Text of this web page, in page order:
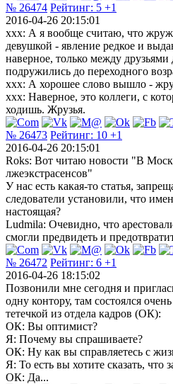
№ 26474 Рейтинг: 5 +1
2016-04-26 20:15:01
xxx: А я вообще считаю, что
девушкой - явление редкое и
наверное, только между друзьями
подружились до переходного
xxx: А хорошее слово вышло -
xxx: Наверное, это коллеги, с
ходишь. Жрузья.
№ 26473 Рейтинг: 10 +1
2016-04-26 20:15:01
Roks: Вот читаю новости "В
лжеэкстрасенсов"
У нас есть какая-то статья,
следователи установили, что
настоящая?
Ludmila: Очевидно, что
смогли предвидеть и
№ 26472 Рейтинг: 6 +1
2016-04-26 18:15:02
Позвонили мне сегодня и
одну контору, там состоялся
тетечкой из отдела кадров (ОК):
ОК: Вы оптимист?
Я: Почему вы спрашиваете?
ОК: Ну как вы справляетесь с
Я: То есть вы хотите сказать, что
ОК: Да...